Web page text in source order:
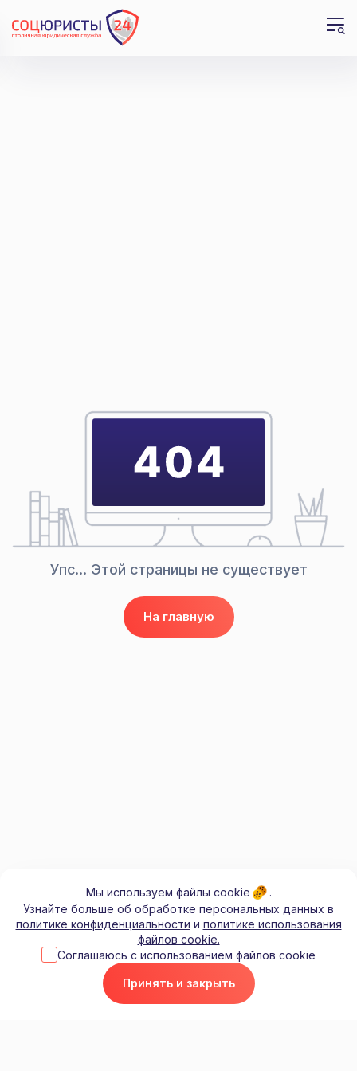
Упс... Этой страницы не существует
На главную
Мы используем файлы cookie .
Узнайте больше об обработке персональных данных в
политике конфиденциальности и политике использования
файлов cookie.
Соглашаюсь с использованием файлов cookie
Принять и закрыть